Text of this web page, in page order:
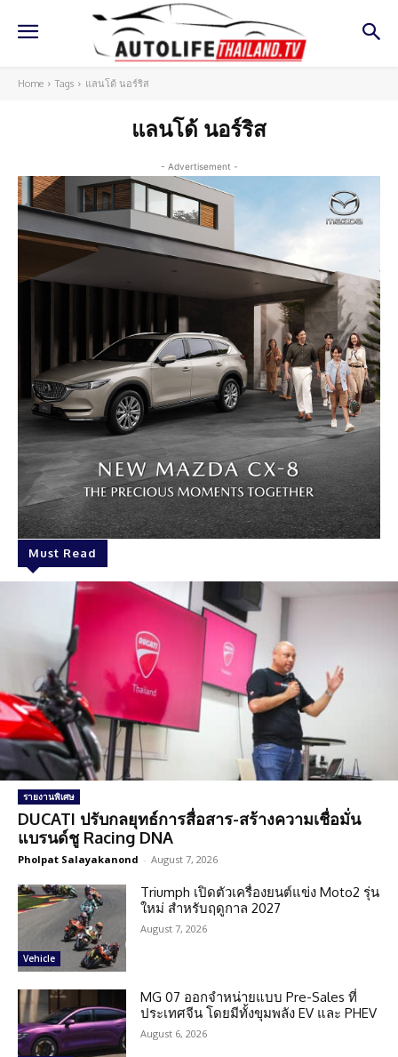
Home Tags แลนโด้ นอร์ริส
แลนโด้ นอร์ริส
- Advertisement -
Must Read
รายงานพิเศษ
DUCATI ปรับกลยุทธ์การสื่อสาร-สร้างความเชื่อมั่น
แบรนด์ชู Racing DNA
Pholpat Salayakanond - August 7, 2026
Vehicle
Triumph เปิดตัวเครื่องยนต์แข่ง Moto2 รุ่น
ใหม่ สำหรับฤดูกาล 2027
August 7, 2026
MG 07 ออกจำหน่ายแบบ Pre-Sales ที่
ประเทศจีน โดยมีทั้งขุมพลัง EV และ PHEV
August 6, 2026